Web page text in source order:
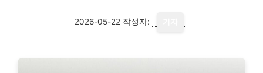
2026-05-22 작성자: